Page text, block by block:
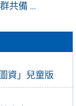
資」兒童版
共備 ...